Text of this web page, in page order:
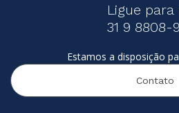
Ligue para
31 9 8808-
Estamos a disposição
Contato